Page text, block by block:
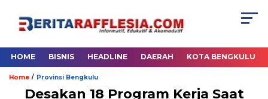
HOME BISNIS HEADLINE DAERAH KOTA BENGKULU
Home / Provinsi Bengkulu
Desakan 18 Program Kerja Saat